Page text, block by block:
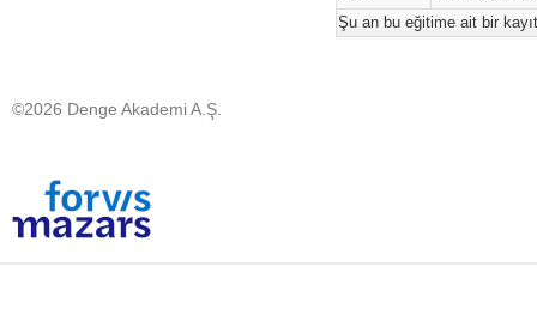
Şu an bu eğitime ait bir
©2026 Denge Akademi A.Ş.